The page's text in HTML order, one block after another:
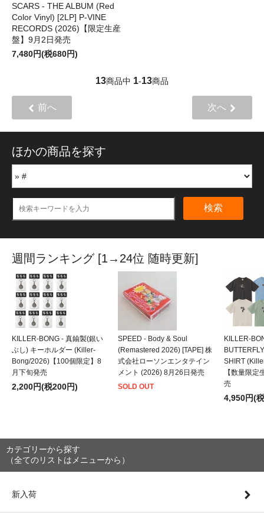
SCARS - THE ALBUM (Red
Color Vinyl) [2LP] P-VINE
RECORDS (2026)【限定生産
盤】9月2日発売
7,480円(税680円)
13商品中 1-13商品
前へ 次へ
ほかの商品を探す
検索
週間ランキング [1→24位 随時更新]
KILLER-BONG - 真鍮製(銀い
ぶし) キーホルダー (Killer-
Bong/2026)【100個限定】8
月下旬発売
2,200円(税200円)
SPEED - Body & Soul
(Remastered 2026) [TAPE] 株
式会社ローソンエンタテイン
メント (2026) 8月26日発売
SOLD OUT
KILLER-
SHIRT
【数量限定
売
4,950円(
カテゴリーから探す
（全てのリストはメニューから）
新入荷